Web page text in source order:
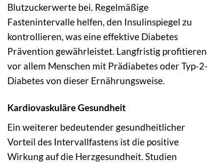
Blutzuckerwerte bei. Regelmäßige
Fastenintervalle helfen, den Insulinspiegel zu
kontrollieren, was eine effektive Diabetes
Prävention gewährleistet. Langfristig profitieren
vor allem Menschen mit Prädiabetes oder Typ-2-
Diabetes von dieser Ernährungsweise.
Kardiovaskuläre Gesundheit
Ein weiterer bedeutender gesundheitlicher
Vorteil des Intervallfastens ist die positive
Wirkung auf die Herzgesundheit. Studien